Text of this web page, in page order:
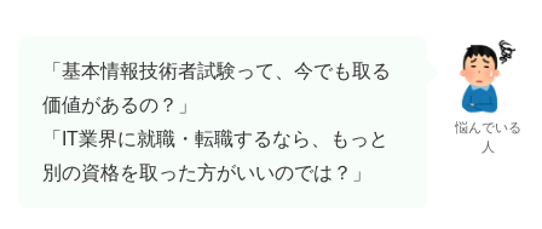
「基本情報技術者試験って、今でも取る
価値があるの？」
「IT業界に就職・転職するなら、もっと
別の資格を取った方がいいのでは？」
悩んでいる
人